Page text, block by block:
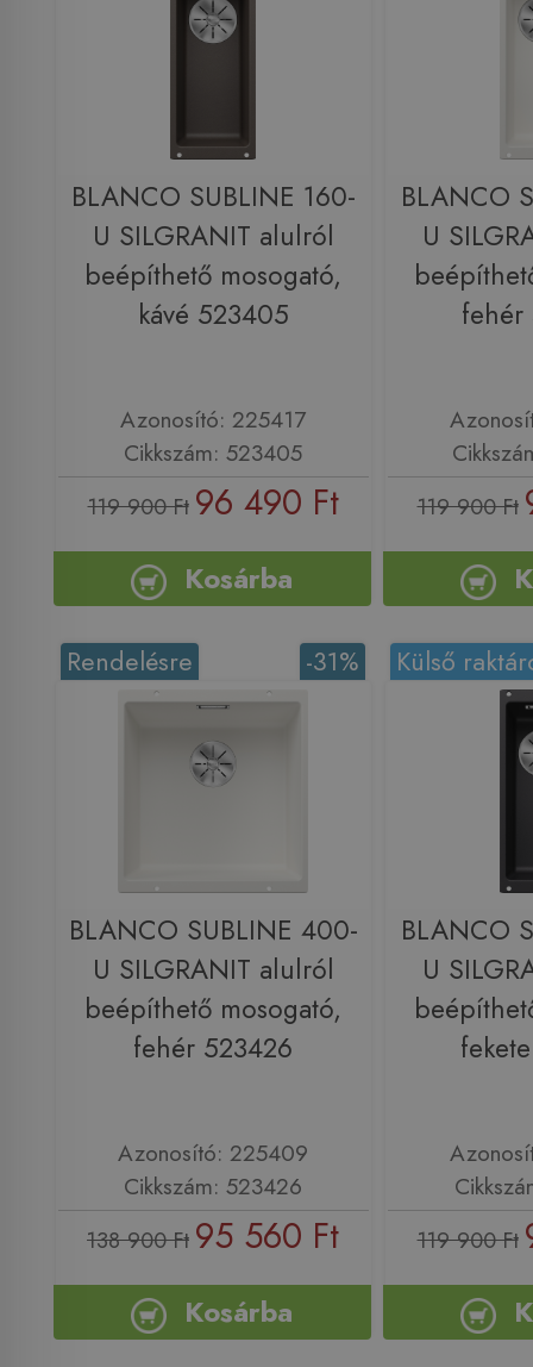
BLANCO SUBLINE 160-
U SILGRANIT alulról
beépíthető mosogató,
kávé 523405
Azonosító: 225417
Cikkszám: 523405
119 900 Ft 96 490 Ft
Kosárba
BLANCO
U
119 900 Ft
-31%
Rendelésre
BLANCO SUBLINE 400-
U SILGRANIT alulról
beépíthető mosogató,
fehér 523426
Azonosító: 225409
Cikkszám: 523426
138 900 Ft 95 560 Ft
Kosárba
Külső
BLANCO
U
119 900 Ft